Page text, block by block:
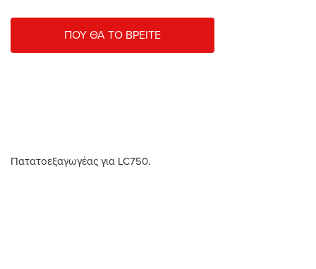
ΠΟΥ ΘΑ ΤΟ ΒΡΕΙΤΕ
Πατατοεξαγωγέας για LC750.